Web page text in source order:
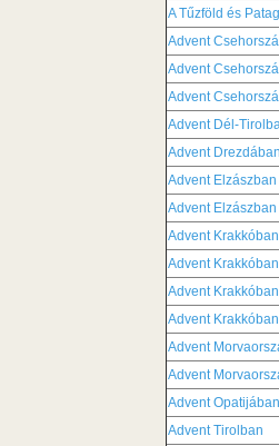
A Tűzföld és
Advent
Advent
Advent
Advent Dél-
Advent Drezdában
Advent Elzászban
Advent Elzászban
Advent
Advent
Advent
Advent
Advent
Advent
Advent
Advent Tirolban